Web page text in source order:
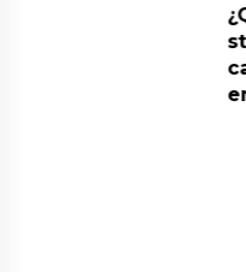
pasó con
protagoniza
durante una